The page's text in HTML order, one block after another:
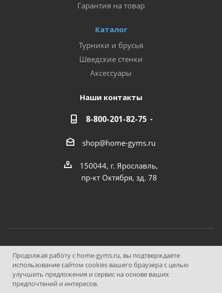
Продолжая работу с home-gyms.ru, вы подтверждаете
использование сайтом cookies вашего браузера с целью
улучшить предложения и сервис на основе ваших
предпочтений и интересов.
Гарантия на товар
Каталог
Турники и брусья
Шведские стенки
Аксессуары
Наши контакты
8-800-201-82-75
shop@home-gyms.ru
150044, г. Ярославль,
пр-кт Октября, зд. 78
© ООО "Домашние Тренажеры", 2013—2026
Быстро с 1С-Битрикс